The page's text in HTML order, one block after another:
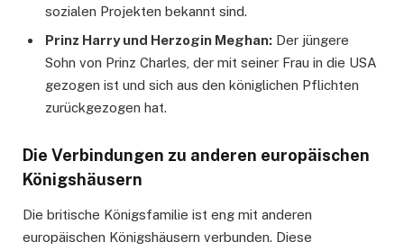
sozialen Projekten bekannt sind.
Prinz Harry und Herzogin Meghan: Der jüngere
Sohn von Prinz Charles, der mit seiner Frau in die USA
gezogen ist und sich aus den königlichen Pflichten
zurückgezogen hat.
Die Verbindungen zu anderen europäischen
Königshäusern
Die britische Königsfamilie ist eng mit anderen
europäischen Königshäusern verbunden. Diese